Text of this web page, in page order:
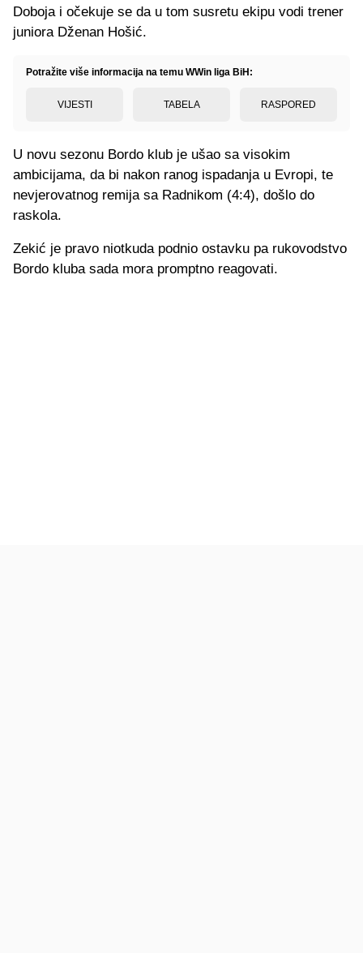
Doboja i očekuje se da u tom susretu ekipu vodi trener
juniora Dženan Hošić.
Potražite više informacija na temu WWin liga BiH:
VIJESTI TABELA RASPORED
U novu sezonu Bordo klub je ušao sa visokim
ambicijama, da bi nakon ranog ispadanja u Evropi, te
nevjerovatnog remija sa Radnikom (4:4), došlo do
raskola.
Zekić je pravo niotkuda podnio ostavku pa rukovodstvo
Bordo kluba sada mora promptno reagovati.